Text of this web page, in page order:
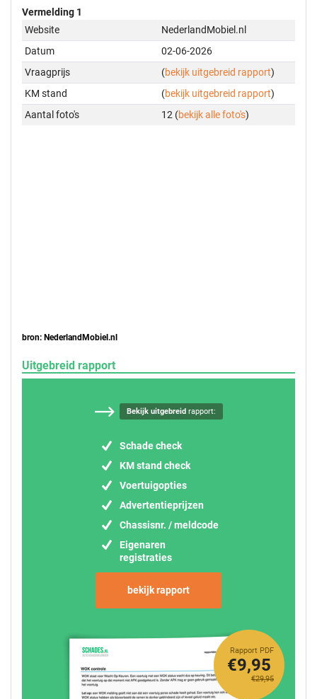
Vermelding 1
Website
NederlandMobiel.nl
Datum
02-06-2026
Vraagprijs
(bekijk uitgebreid rapport)
KM stand
(bekijk uitgebreid rapport)
Aantal foto's
12 (bekijk alle foto's)
bron: NederlandMobiel.nl
Uitgebreid rapport
Bekijk uitgebreidrapport:
Schade check
KM stand check
Voertuigopties
Advertentieprijzen
Chassisnr. / meldcode
Eigenaren
registraties
bekijk rapport
Rapport PDF
€29,95
€9,95